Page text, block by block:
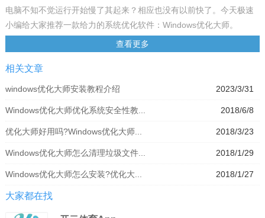
电脑不知不觉运行开始慢了其起来？相应也没有以前快了。今天极速
小编给大家推荐一款给力的系统优化软件：Windows优化大师。
Windows优化大师拥有检测电脑的硬件信息、优化系统、清理垃圾文
件、清理磁盘碎片、整理系统内存等各种功能。使用Windows优化大
师可以轻松管理电脑。
Windows优化大师是一款功能强大的系统辅助软件，它提供了全面有
模块及数个附加的工具软件。使用Windows优化大师，能够有效地帮
助用户了解自己的计算机软硬件信息；简化操作系统设置步骤；提升
漏洞；维护系统的正常运转。
功能说明
用户电脑，提供详细准确的硬件、软件信息，并根据检测结果向用户
查看更多
相关文章
2023/3/31
windows优化大师安装教程介绍
2018/6/8
Windows优化大师优化系统安全性教...
2018/3/23
优化大师好用吗?Windows优化大师...
2018/1/29
Windows优化大师怎么清理垃圾文件...
2018/1/27
Windows优化大师怎么安装?优化大...
大家都在找